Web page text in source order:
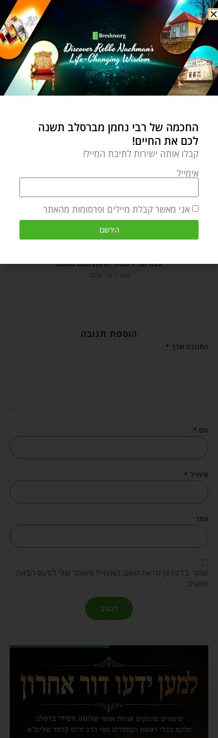
other Jewish women discover
their own spiritual potential
through the meaningful teachings
of Breslov Chassidut.
מאמרים קשורים
פסח שני – תמיד יש הזדמנות נוספת
אפריל 30, 2026
הוספת תגובה
התגובה שלך *
שם *
אימייל *
אתר
שמור בדפדפן זה את השם, האימייל והאתר שלי לפעם הבאה
שאגיב.
החכמה של רבי נחמן מברסלב תשנה
לכם את החיים!
קבלו אותה ישירות לתיבת המייל!
אימייל
אני מאשר קבלת מיילים ופרסומות מהאתר
הירשם